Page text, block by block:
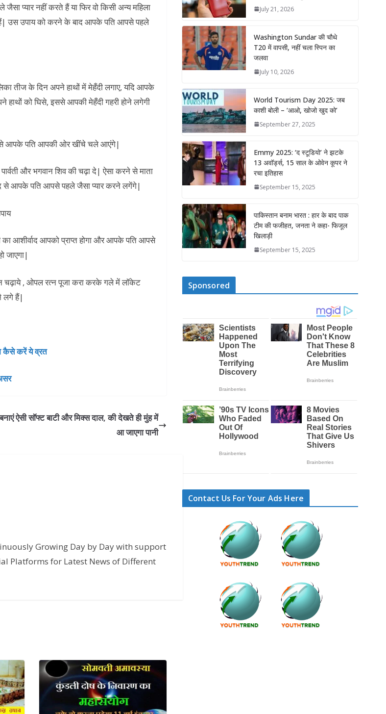
प्यार नहीं करते हैं या फिर वो किसी अन्य महिला
उस उपाय को करने के बाद आपके पति आपसे पहले
तीज के दिन अपने हाथों में मेहँदी लगाए, यदि आपके
हाथों को घिसे, इससे आपकी मेहँदी गहरी होने लगेगी
से आपके पति आपकी ओर खींचे चले आएंगे|
और भगवान शिव की चढ़ा दे| ऐसा करने से माता
से आपके पति आपसे पहले जैसा प्यार करने लगेंगे|
का आशीर्वाद आपको प्राप्त होगा और आपके पति आपसे
जाएगा|
चढ़ाये , ओपल रत्न पूजा करा करके गले में लॉकेट
लगे हैं|
कैसे करें ये व्रत
ऐसी सॉफ्ट बाटी और मिक्स दाल, की देखते ही मुंह में
आ जाएगा पानी
Growing Day by Day with support
Platforms for Latest News of Different
July 21, 2026
Washington Sundar की चौथे
T20 में वापसी, नहीं चला स्पिन का
जलवा
July 10, 2026
World Tourism Day 2025: जब
काशी बोली – ‘आओ, खोजो खुद को’
September 27, 2025
Emmy 2025: ‘द स्टूडियो’ ने झटके
13 अवॉर्ड्स, 15 साल के ओवेन कूपर ने
रचा इतिहास
September 15, 2025
पाकिस्तान बनाम भारत : हार के बाद पाक
टीम की फजीहत, जनता ने कहा- फिजूल
खिलाड़ी
September 15, 2025
Sponsored
Contact Us For Your Ads Here